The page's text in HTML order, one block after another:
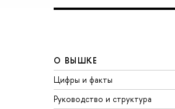
О ВЫШКЕ
Цифры и факты
Руководство и структура